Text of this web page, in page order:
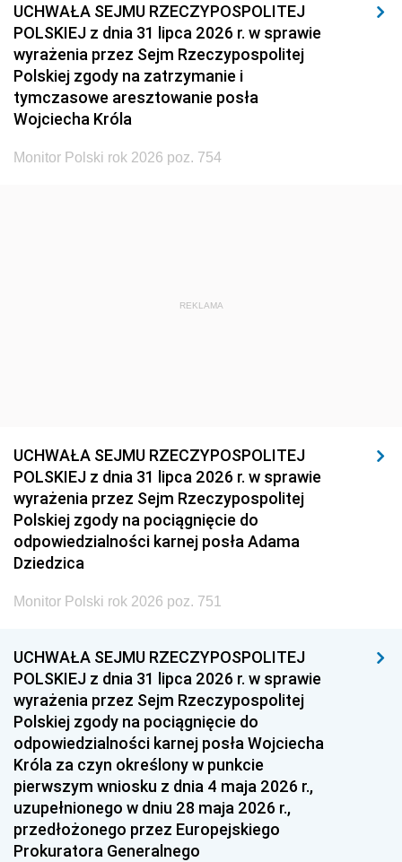
UCHWAŁA SEJMU RZECZYPOSPOLITEJ
POLSKIEJ z dnia 31 lipca 2026 r. w sprawie
wyrażenia przez Sejm Rzeczypospolitej
Polskiej zgody na zatrzymanie i
tymczasowe aresztowanie posła
Wojciecha Króla
Monitor Polski rok 2026 poz. 754
REKLAMA
UCHWAŁA SEJMU RZECZYPOSPOLITEJ
POLSKIEJ z dnia 31 lipca 2026 r. w sprawie
wyrażenia przez Sejm Rzeczypospolitej
Polskiej zgody na pociągnięcie do
odpowiedzialności karnej posła Adama
Dziedzica
Monitor Polski rok 2026 poz. 751
UCHWAŁA SEJMU RZECZYPOSPOLITEJ
POLSKIEJ z dnia 31 lipca 2026 r. w sprawie
wyrażenia przez Sejm Rzeczypospolitej
Polskiej zgody na pociągnięcie do
odpowiedzialności karnej posła Wojciecha
Króla za czyn określony w punkcie
pierwszym wniosku z dnia 4 maja 2026 r.,
uzupełnionego w dniu 28 maja 2026 r.,
przedłożonego przez Europejskiego
Prokuratora Generalnego